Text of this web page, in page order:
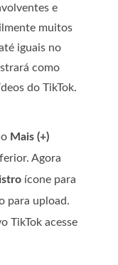
e
muitos
iguais no
como
do TikTok.
Mais (+)
Agora
ícone para
para upload.
TikTok acesse